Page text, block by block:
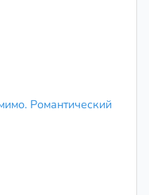
Романтический